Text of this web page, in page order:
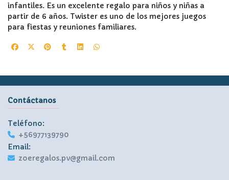
infantiles. Es un excelente regalo para niños y niñas a
partir de 6 años. Twister es uno de los mejores juegos
para fiestas y reuniones familiares.
Contáctanos
Teléfono:
+56977139790
Email:
zoeregalos.pv@gmail.com